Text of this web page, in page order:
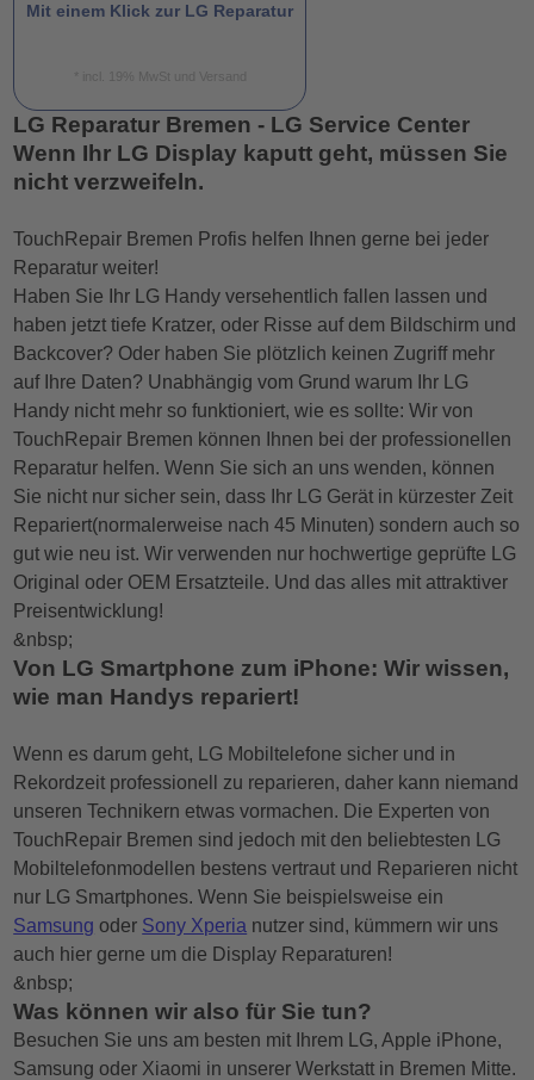
Mit einem Klick zur LG Reparatur
* incl. 19% MwSt und Versand
LG Reparatur Bremen - LG Service Center
Wenn Ihr LG Display kaputt geht, müssen Sie
nicht verzweifeln.
TouchRepair Bremen Profis helfen Ihnen gerne bei jeder
Reparatur weiter!
Haben Sie Ihr LG Handy versehentlich fallen lassen und
haben jetzt tiefe Kratzer, oder Risse auf dem Bildschirm und
Backcover? Oder haben Sie plötzlich keinen Zugriff mehr
auf Ihre Daten? Unabhängig vom Grund warum Ihr LG
Handy nicht mehr so funktioniert, wie es sollte: Wir von
TouchRepair Bremen können Ihnen bei der professionellen
Reparatur helfen. Wenn Sie sich an uns wenden, können
Sie nicht nur sicher sein, dass Ihr LG Gerät in kürzester Zeit
Repariert(normalerweise nach 45 Minuten) sondern auch so
gut wie neu ist. Wir verwenden nur hochwertige geprüfte LG
Original oder OEM Ersatzteile. Und das alles mit attraktiver
Preisentwicklung!
&nbsp;
Von LG Smartphone zum iPhone: Wir wissen,
wie man Handys repariert!
Wenn es darum geht, LG Mobiltelefone sicher und in
Rekordzeit professionell zu reparieren, daher kann niemand
unseren Technikern etwas vormachen. Die Experten von
TouchRepair Bremen sind jedoch mit den beliebtesten LG
Mobiltelefonmodellen bestens vertraut und Reparieren nicht
nur LG Smartphones. Wenn Sie beispielsweise ein
Samsung oder Sony Xperia nutzer sind, kümmern wir uns
auch hier gerne um die Display Reparaturen!
&nbsp;
Was können wir also für Sie tun?
Besuchen Sie uns am besten mit Ihrem LG, Apple iPhone,
Samsung oder Xiaomi in unserer Werkstatt in Bremen Mitte.